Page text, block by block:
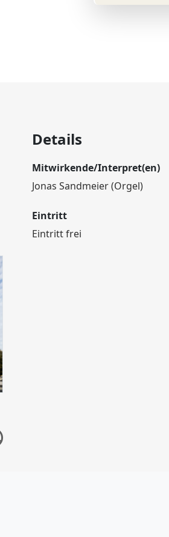
Details
Mitwirkende/Interpret(en)
Jonas Sandmeier (Orgel)
Eintritt
Eintritt frei